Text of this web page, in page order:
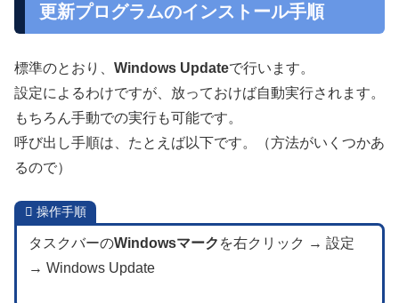
更新プログラムのインストール手順
標準のとおり、 Windows Updateで行います。
設定によるわけですが、放っておけば自動実行されます。
もちろん手動での実行も可能です。
呼び出し手順は、たとえば以下です。（方法がいくつかあ
るので）
操作手順
タスクバーのWindowsマーク を右クリック → 設定
→ Windows Update